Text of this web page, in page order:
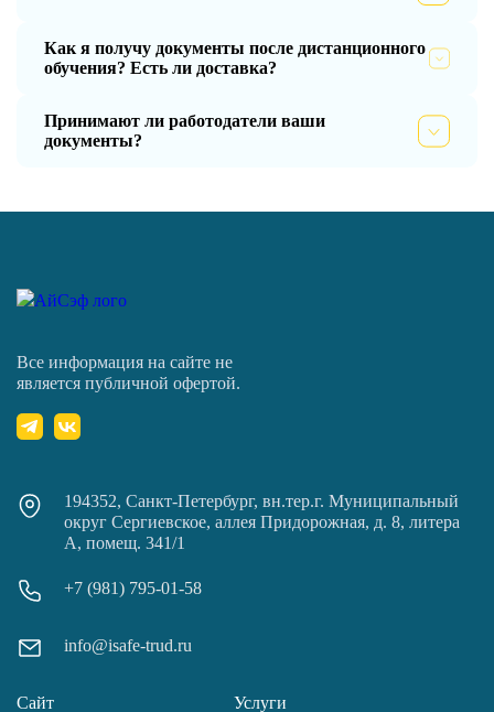
Как я получу документы после дистанционного
обучения? Есть ли доставка?
Принимают ли работодатели ваши
документы?
Все информация на сайте не
является публичной офертой.
194352, Санкт-Петербург, вн.тер.г. Муниципальный
округ Сергиевское, аллея Придорожная, д. 8, литера
А, помещ. 341/1
+7 (981) 795-01-58
info@isafe-trud.ru
Сайт Услуги